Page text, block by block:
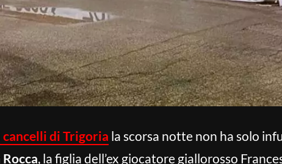
di Trigoria la scorsa notte non ha solo
, la figlia dell’ex giocatore giallorosso